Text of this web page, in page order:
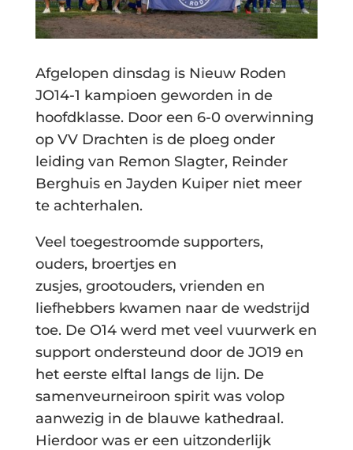
Afgelopen dinsdag is Nieuw Roden
JO14-1 kampioen geworden in de
hoofdklasse. Door een 6-0 overwinning
op VV Drachten is de ploeg onder
leiding van Remon Slagter, Reinder
Berghuis en Jayden Kuiper niet meer
te achterhalen.
Veel toegestroomde supporters,
ouders, broertjes en
zusjes, grootouders, vrienden en
liefhebbers kwamen naar de wedstrijd
toe. De O14 werd met veel vuurwerk en
support ondersteund door de JO19 en
het eerste elftal langs de lijn. De
samenveurneiroon spirit was volop
aanwezig in de blauwe kathedraal.
Hierdoor was er een uitzonderlijk